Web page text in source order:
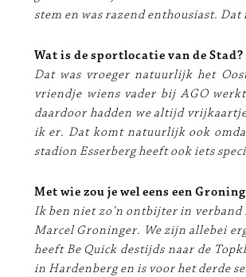
stem en was razend enthousiast.
Wat is de sportlocatie van de Stad?
Dat was vroeger natuurlijk het
vriendje wiens vader bij AGO
daardoor hadden we altijd
ik er. Dat komt natuurlijk ook
stadion Esserberg heeft ook iets
Met wie zou je wel eens een
Ik ben niet zo'n ontbijter in verband
Marcel Groninger. We zijn allebei
heeft Be Quick destijds naar de
in Hardenberg en is voor het derde